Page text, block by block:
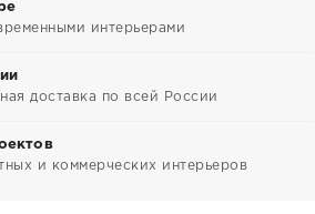
интерьерами
доставка по всей России
и коммерческих интерьеров